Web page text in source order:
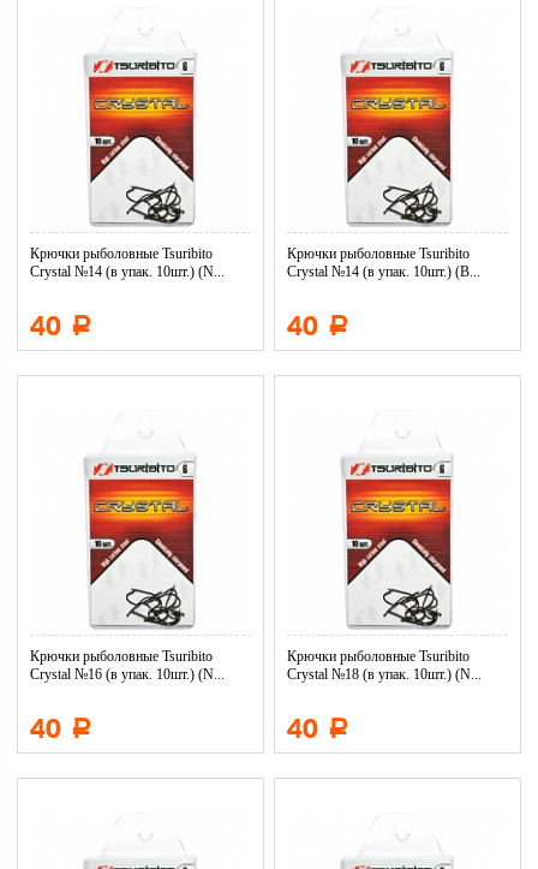
Крючки рыболовные Tsuribito
Crystal №14 (в упак. 10шт.) (N...
40 Р
Крючки рыболовные Tsuribito
Crystal №14 (в упак. 10шт.) (B...
40 Р
Крючки рыболовные Tsuribito
Crystal №16 (в упак. 10шт.) (N...
40 Р
Крючки рыболовные Tsuribito
Crystal №18 (в упак. 10шт.) (N...
40 Р